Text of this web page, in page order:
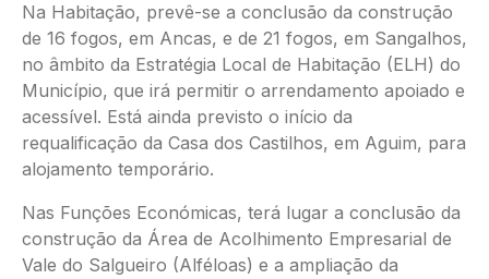
Na Habitação, prevê-se a conclusão da construção
de 16 fogos, em Ancas, e de 21 fogos, em Sangalhos,
no âmbito da Estratégia Local de Habitação (ELH) do
Município, que irá permitir o arrendamento apoiado e
acessível. Está ainda previsto o início da
requalificação da Casa dos Castilhos, em Aguim, para
alojamento temporário.
Nas Funções Económicas, terá lugar a conclusão da
construção da Área de Acolhimento Empresarial de
Vale do Salgueiro (Alféloas) e a ampliação da